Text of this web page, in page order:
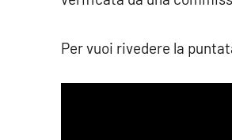
Per vuoi rivedere la